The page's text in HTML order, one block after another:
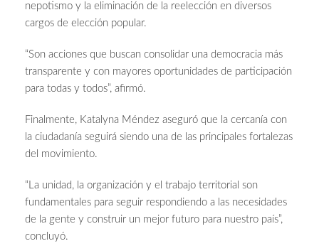
nepotismo y la eliminación de la reelección en diversos
cargos de elección popular.
“Son acciones que buscan consolidar una democracia más
transparente y con mayores oportunidades de participación
para todas y todos”, afirmó.
Finalmente, Katalyna Méndez aseguró que la cercanía con
la ciudadanía seguirá siendo una de las principales fortalezas
del movimiento.
“La unidad, la organización y el trabajo territorial son
fundamentales para seguir respondiendo a las necesidades
de la gente y construir un mejor futuro para nuestro país”,
concluyó.